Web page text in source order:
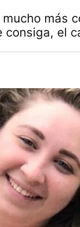
más
el